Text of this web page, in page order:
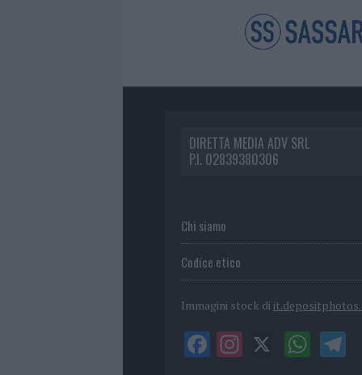
DIRETTA MEDIA ADV SRL
P.I. 02839380306
Chi siamo
Codice etico
Immagini stock di